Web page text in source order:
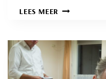
LEES MEER WIE
EIERSCHAAK
IN
VOLLE